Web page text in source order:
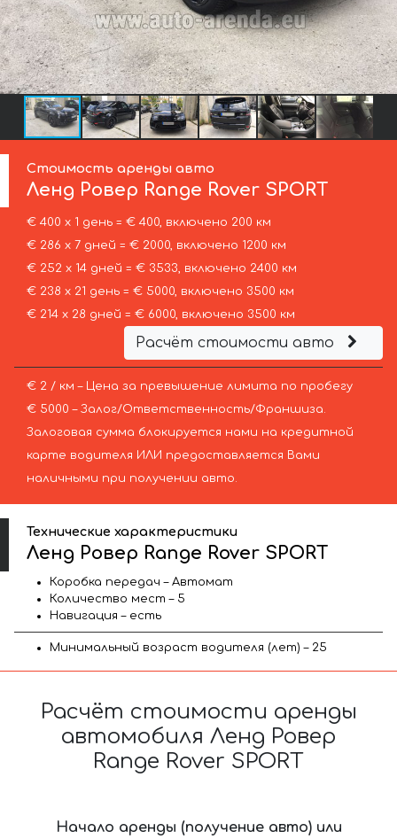
Стоимость аренды авто
Ленд Ровер Range Rover SPORT
€ 400 х 1 день = € 400, включено 200 км
€ 286 х 7 дней = € 2000, включено 1200 км
€ 252 х 14 дней = € 3533, включено 2400 км
€ 238 х 21 день = € 5000, включено 3500 км
€ 214 х 28 дней = € 6000, включено 3500 км
Расчёт стоимости авто
€ 2 / км – Цена за превышение лимита по пробегу
€ 5000 – Залог/Ответственность/Франшиза.
Залоговая сумма блокируется нами на кредитной
карте водителя ИЛИ предоставляется Вами
наличными при получении авто.
Технические характеристики
Ленд Ровер Range Rover SPORT
Коробка передач – Автомат
Количество мест – 5
Навигация – есть
Минимальный возраст водителя (лет) – 25
Расчёт стоимости аренды
автомобиля Ленд Ровер
Range Rover SPORT
Начало аренды (получение авто) или